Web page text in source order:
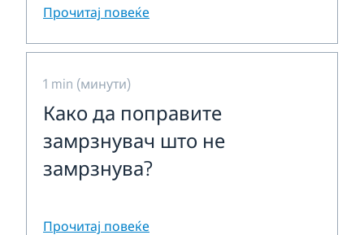
Прочитај повеќе
1 min (минути)
Како да поправите
замрзнувач што не
замрзнува?
Прочитај повеќе